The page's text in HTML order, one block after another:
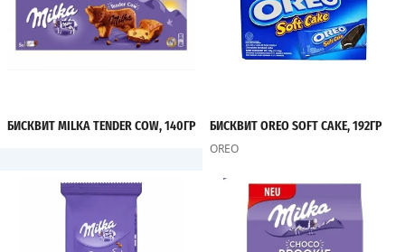
БИСКВИТ MILKA TENDER COW, 140ГР БИСКВИТ OREO SOFT CAKE, 192ГР
OREO